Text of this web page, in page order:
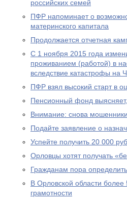
российских семей
ПФР напоминает о
материнского капитала
Продолжается отчетная
С 1 ноября 2015 года
проживанием (работой) в
вследствие катастрофы на
ПФР взял высокий старт в
Пенсионный фонд
Внимание: снова
Подайте заявление о
Успейте получить 20 000
Орловцы хотят получать
Гражданам пора
В Орловской области
грамотности